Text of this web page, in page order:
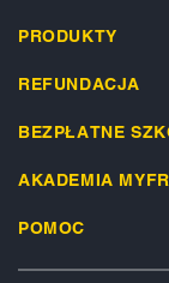
PRODUKTY
REFUNDACJA
BEZPŁATNE
AKADEMIA
POMOC